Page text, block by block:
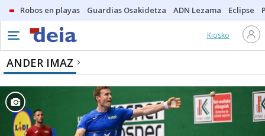
Robos en playas Guardias Osakidetza ADN Lezama Eclipse
Kiosko
ANDER IMAZ